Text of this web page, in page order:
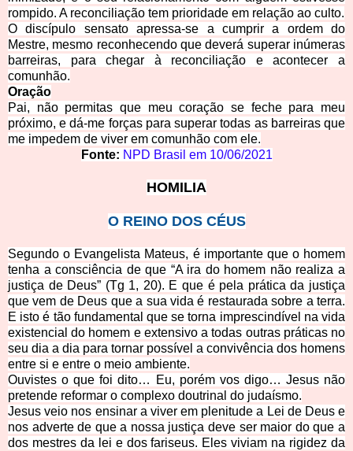
rompido. A reconciliação tem prioridade em relação ao culto.
O discípulo sensato apressa-se a cumprir a ordem do
Mestre, mesmo reconhecendo que deverá superar inúmeras
barreiras, para chegar à reconciliação e acontecer a
comunhão.
Oração
Pai, não permitas que meu coração se feche para meu
próximo, e dá-me forças para superar todas as barreiras que
me impedem de viver em comunhão com ele.
Fonte: NPD Brasil em 10/06/2021
HOMILIA
O REINO DOS CÉUS
Segundo o Evangelista Mateus, é importante que o homem
tenha a consciência de que “A ira do homem não realiza a
justiça de Deus” (Tg 1, 20). E que é pela prática da justiça
que vem de Deus que a sua vida é restaurada sobre a terra.
E isto é tão fundamental que se torna imprescindível na vida
existencial do homem e extensivo a todas outras práticas no
seu dia a dia para tornar possível a convivência dos homens
entre si e entre o meio ambiente.
Ouvistes o que foi dito… Eu, porém vos digo… Jesus não
pretende reformar o complexo doutrinal do judaísmo.
Jesus veio nos ensinar a viver em plenitude a Lei de Deus e
nos adverte de que a nossa justiça deve ser maior do que a
dos mestres da lei e dos fariseus. Eles viviam na rigidez da